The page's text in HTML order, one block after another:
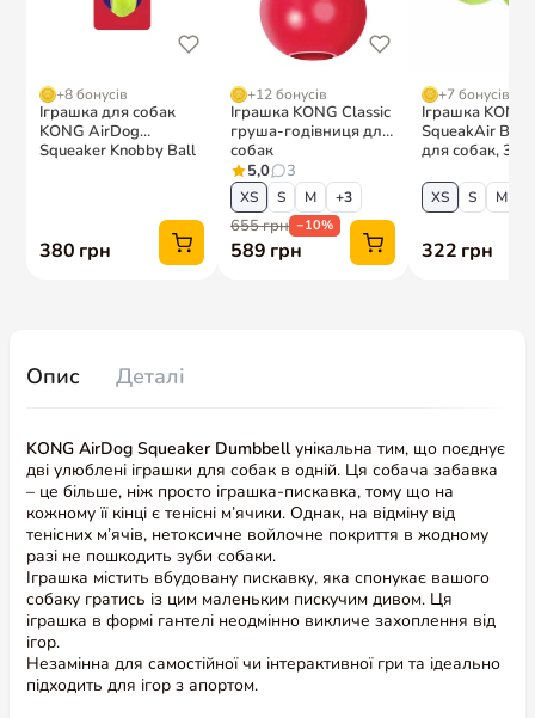
Опис Деталі
KONG AirDog Squeaker Dumbbellунікальна тим, що поєднує
дві улюблені іграшки для собак в одній. Ця собача забавка
– це більше, ніж просто іграшка-пискавка, тому що на
кожному її кінці є тенісні м’ячики. Однак, на відміну від
тенісних м’ячів, нетоксичне войлочне покриття в жодному
разі не пошкодить зуби собаки.
Іграшка містить вбудовану пискавку, яка спонукає вашого
собаку гратись із цим маленьким пискучим дивом. Ця
іграшка в формі гантелі неодмінно викличе захоплення від
ігор.
Незамінна для самостійної чи інтерактивної гри та ідеально
підходить для ігор з апортом.